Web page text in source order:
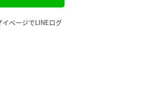
ページでLINEログ